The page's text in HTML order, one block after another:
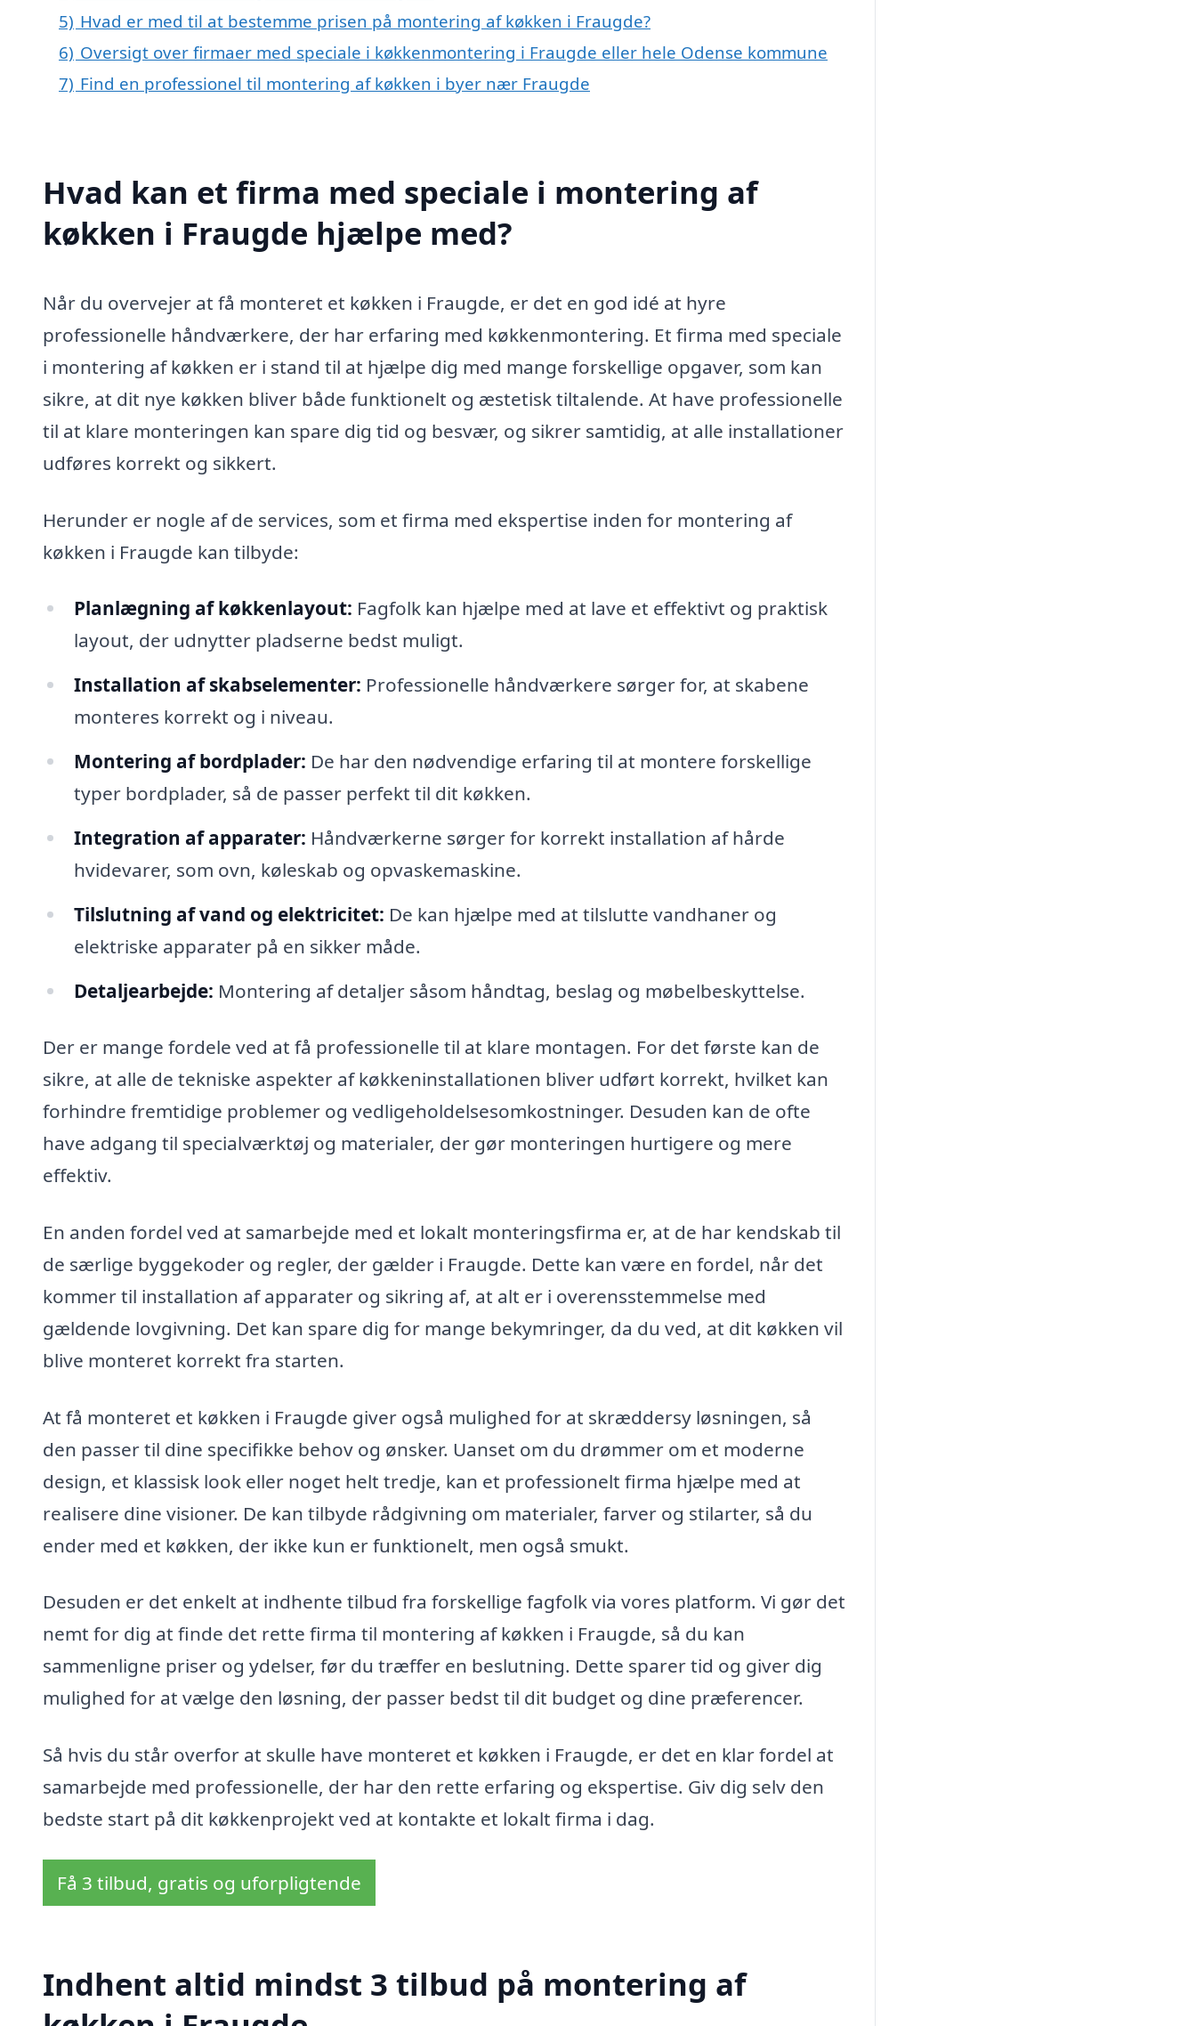
5) Hvad er med til at bestemme prisen på montering af køkken i Fraugde?
6) Oversigt over firmaer med speciale i køkkenmontering i Fraugde eller hele Odense kommune
7) Find en professionel til montering af køkken i byer nær Fraugde
Hvad kan et firma med speciale i montering af
køkken i Fraugde hjælpe med?
Når du overvejer at få monteret et køkken i Fraugde, er det en god idé at hyre
professionelle håndværkere, der har erfaring med køkkenmontering. Et firma med speciale
i montering af køkken er i stand til at hjælpe dig med mange forskellige opgaver, som kan
sikre, at dit nye køkken bliver både funktionelt og æstetisk tiltalende. At have professionelle
til at klare monteringen kan spare dig tid og besvær, og sikrer samtidig, at alle installationer
udføres korrekt og sikkert.
Herunder er nogle af de services, som et firma med ekspertise inden for montering af
køkken i Fraugde kan tilbyde:
Planlægning af køkkenlayout: Fagfolk kan hjælpe med at lave et effektivt og praktisk
layout, der udnytter pladserne bedst muligt.
Installation af skabselementer: Professionelle håndværkere sørger for, at skabene
monteres korrekt og i niveau.
Montering af bordplader: De har den nødvendige erfaring til at montere forskellige
typer bordplader, så de passer perfekt til dit køkken.
Integration af apparater: Håndværkerne sørger for korrekt installation af hårde
hvidevarer, som ovn, køleskab og opvaskemaskine.
Tilslutning af vand og elektricitet: De kan hjælpe med at tilslutte vandhaner og
elektriske apparater på en sikker måde.
Detaljearbejde: Montering af detaljer såsom håndtag, beslag og møbelbeskyttelse.
Der er mange fordele ved at få professionelle til at klare montagen. For det første kan de
sikre, at alle de tekniske aspekter af køkkeninstallationen bliver udført korrekt, hvilket kan
forhindre fremtidige problemer og vedligeholdelsesomkostninger. Desuden kan de ofte
have adgang til specialværktøj og materialer, der gør monteringen hurtigere og mere
effektiv.
En anden fordel ved at samarbejde med et lokalt monteringsfirma er, at de har kendskab til
de særlige byggekoder og regler, der gælder i Fraugde. Dette kan være en fordel, når det
kommer til installation af apparater og sikring af, at alt er i overensstemmelse med
gældende lovgivning. Det kan spare dig for mange bekymringer, da du ved, at dit køkken vil
blive monteret korrekt fra starten.
At få monteret et køkken i Fraugde giver også mulighed for at skræddersy løsningen, så
den passer til dine specifikke behov og ønsker. Uanset om du drømmer om et moderne
design, et klassisk look eller noget helt tredje, kan et professionelt firma hjælpe med at
realisere dine visioner. De kan tilbyde rådgivning om materialer, farver og stilarter, så du
ender med et køkken, der ikke kun er funktionelt, men også smukt.
Desuden er det enkelt at indhente tilbud fra forskellige fagfolk via vores platform. Vi gør det
nemt for dig at finde det rette firma til montering af køkken i Fraugde, så du kan
sammenligne priser og ydelser, før du træffer en beslutning. Dette sparer tid og giver dig
mulighed for at vælge den løsning, der passer bedst til dit budget og dine præferencer.
Så hvis du står overfor at skulle have monteret et køkken i Fraugde, er det en klar fordel at
samarbejde med professionelle, der har den rette erfaring og ekspertise. Giv dig selv den
bedste start på dit køkkenprojekt ved at kontakte et lokalt firma i dag.
Få 3 tilbud, gratis og uforpligtende
Indhent altid mindst 3 tilbud på montering af